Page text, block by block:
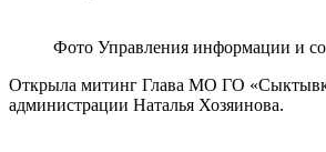
Фото Управления информации и
Открыла митинг Глава МО ГО
администрации Наталья Хозяинова.